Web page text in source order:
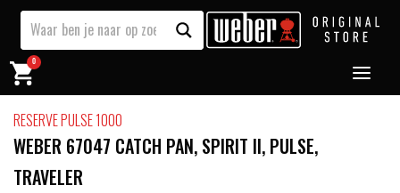
0
RESERVE PULSE 1000
WEBER 67047 CATCH PAN, SPIRIT II, PULSE,
TRAVELER